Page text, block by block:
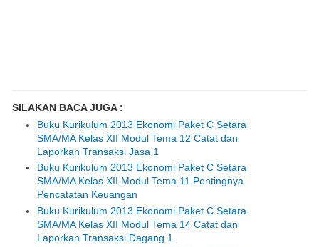
SILAKAN BACA JUGA :
Buku Kurikulum 2013 Ekonomi Paket C Setara
SMA/MA Kelas XII Modul Tema 12 Catat dan
Laporkan Transaksi Jasa 1
Buku Kurikulum 2013 Ekonomi Paket C Setara
SMA/MA Kelas XII Modul Tema 11 Pentingnya
Pencatatan Keuangan
Buku Kurikulum 2013 Ekonomi Paket C Setara
SMA/MA Kelas XII Modul Tema 14 Catat dan
Laporkan Transaksi Dagang 1